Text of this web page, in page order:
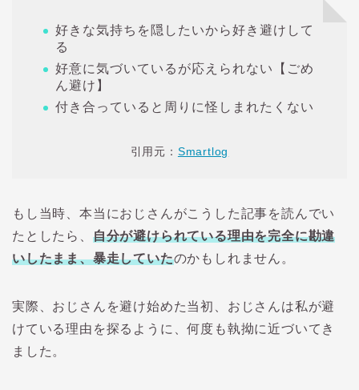
好きな気持ちを隠したいから好き避けして
る
好意に気づいているが応えられない【ごめ
ん避け】
付き合っていると周りに怪しまれたくない
引用元： Smartlog
もし当時、本当におじさんがこうした記事を読んでい
たとしたら、 自分が避けられている理由を完全に勘違
いしたまま、暴走していたのかもしれません。
実際、おじさんを避け始めた当初、おじさんは私が避
けている理由を探るように、何度も執拗に近づいてき
ました。